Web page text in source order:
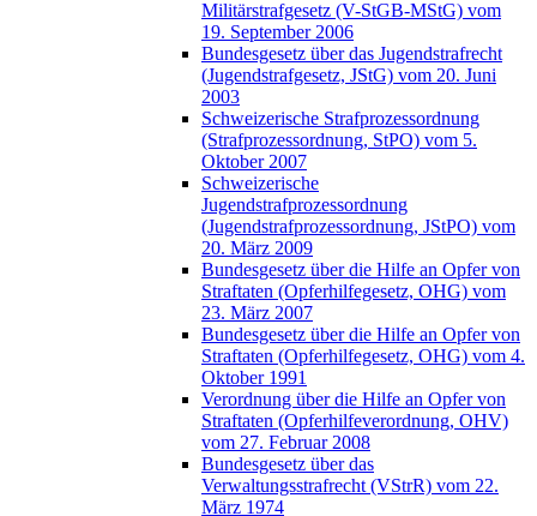
Militärstrafgesetz (V-StGB-MStG) vom
19. September 2006
Bundesgesetz über das Jugendstrafrecht
(Jugendstrafgesetz, JStG) vom 20. Juni
2003
Schweizerische Strafprozessordnung
(Strafprozessordnung, StPO) vom 5.
Oktober 2007
Schweizerische
Jugendstrafprozessordnung
(Jugendstrafprozessordnung, JStPO) vom
20. März 2009
Bundesgesetz über die Hilfe an Opfer von
Straftaten (Opferhilfegesetz, OHG) vom
23. März 2007
Bundesgesetz über die Hilfe an Opfer von
Straftaten (Opferhilfegesetz, OHG) vom 4.
Oktober 1991
Verordnung über die Hilfe an Opfer von
Straftaten (Opferhilfeverordnung, OHV)
vom 27. Februar 2008
Bundesgesetz über das
Verwaltungsstrafrecht (VStrR) vom 22.
März 1974